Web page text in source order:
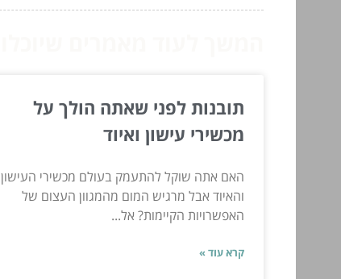
תובנות לפני שאתה הולך על
מכשירי עישון ואיוד
האם אתה שוקל להתעמק בעולם מכשירי העישון
והאיוד אבל מרגיש המום מהמגוון העצום של
האפשרויות הקיימות? אל...
קרא עוד »